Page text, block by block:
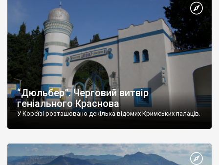
“Дюльбер”. Черговий витвір
геніального Краснова
У Кореїзі розташовано декілька відомих Кримських палаців.